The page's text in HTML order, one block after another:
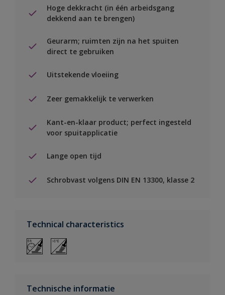
Hoge dekkracht (in één arbeidsgang
dekkend aan te brengen)
Geurarm; ruimten zijn na het spuiten
direct te gebruiken
Uitstekende vloeiing
Zeer gemakkelijk te verwerken
Kant-en-klaar product; perfect ingesteld
voor spuitapplicatie
Lange open tijd
Schrobvast volgens DIN EN 13300, klasse 2
Technical characteristics
Technische informatie